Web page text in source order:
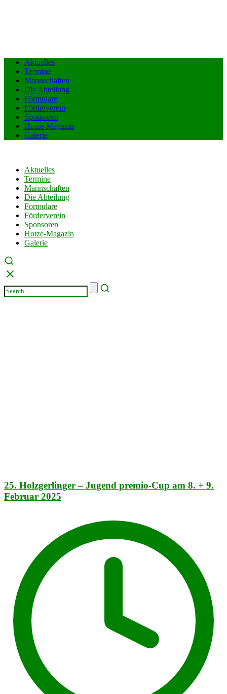
Aktuelles
Termine
Mannschaften
Die Abteilung
Formulare
Förderverein
Sponsoren
Hotze-Magazin
Galerie
Aktuelles
Termine
Mannschaften
Die Abteilung
Formulare
Förderverein
Sponsoren
Hotze-Magazin
Galerie
25. Holzgerlinger – Jugend premio-Cup am 8. + 9.
Februar 2025